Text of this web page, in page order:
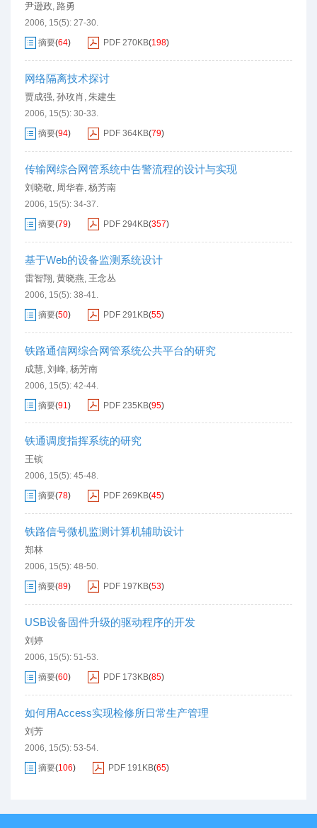
尹逊政, 路勇
2006, 15(5): 27-30.
摘要(64) PDF 270KB(198)
网络隔离技术探讨
贾成强, 孙玫肖 , 朱建生
2006, 15(5): 30-33.
摘要(94) PDF 364KB(79)
传输网综合网管系统中告警流程的设计与实现
刘晓敬, 周华春, 杨芳南
2006, 15(5): 34-37.
摘要(79) PDF 294KB(357)
基于Web的设备监测系统设计
雷智翔 黄晓燕 王念丛
2006, 15(5): 38-41.
摘要(50) PDF 291KB(55)
铁路通信网综合网管系统公共平台的研究
成慧 刘峰 杨芳南
2006, 15(5): 42-44.
摘要(91 ) PDF 235KB(95)
铁通调度指挥系统的研究
王镔
2006, 15(5): 45-48.
摘要(78) PDF 269KB(45)
铁路信号微机监测计算机辅助设计
郑林
2006, 15(5): 48-50.
摘要(89) PDF 197KB(53)
USB设备固件升级的驱动程序的开发
刘婷
2006, 15(5): 51-53.
摘要(60) PDF 173KB(85)
如何用Access实现检修所日常生产管理
刘芳
2006, 15(5): 53-54.
摘要(106) PDF 191KB(65)